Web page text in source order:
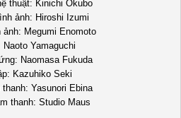
thuật: Kinichi Okubo
ảnh: Hiroshi Izumi
ảnh: Megumi Enomoto
Naoto Yamaguchi
Naomasa Fukuda
Kazuhiko Seki
Yasunori Ebina
thanh: Studio Maus